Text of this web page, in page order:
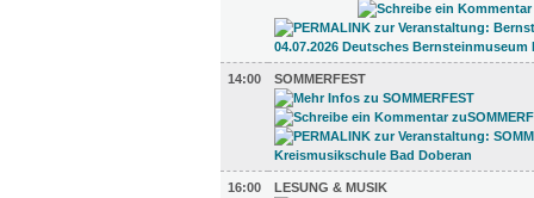
14:00 SOMMERFEST
16:00 LESUNG & MUSIK